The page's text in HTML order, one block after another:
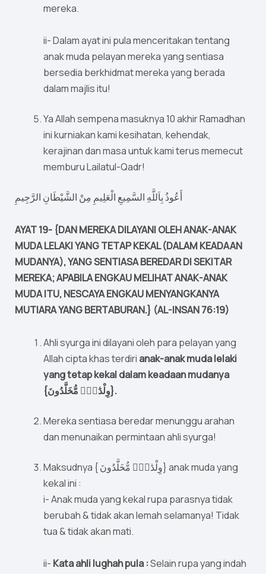
mereka.
ii- Dalam ayat ini pula menceritakan tentang
anak muda pelayan mereka yang sentiasa
bersedia berkhidmat mereka yang berada
dalam majlis itu!
Ya Allah sempena masuknya 10 akhir Ramadhan
ini kurniakan kami kesihatan, kehendak,
kerajinan dan masa untuk kami terus memecut
memburu Lailatul-Qadr!
أَعُوذُ بِاَللَّهِ السَّمِيعِ الْعَلِيمِ مِنْ الشَّيْطَانِ الرَّجِيمِ
AYAT 19- {DAN MEREKA DILAYANI OLEH ANAK-ANAK
MUDA LELAKI YANG TETAP KEKAL (DALAM KEADAAN
MUDANYA), YANG SENTIASA BEREDAR DI SEKITAR
MEREKA; APABILA ENGKAU MELIHAT ANAK-ANAK
MUDA ITU, NESCAYA ENGKAU MENYANGKANYA
MUTIARA YANG BERTABURAN.} (AL-INSAN 76:19)
Ahli syurga ini dilayani oleh para pelayan yang
Allah cipta khas terdiri anak-anak muda lelaki
yang tetap kekal dalam keadaan mudanya
{وِلْدَٰنٌۭ مُّخَلَّدُونَ}.
Mereka sentiasa beredar menunggu arahan
dan menunaikan permintaan ahli syurga!
Maksudnya { وِلْدَٰنٌۭ مُّخَلَّدُونَ} anak muda yang
kekal ini :
i- Anak muda yang kekal rupa parasnya tidak
berubah & tidak akan lemah selamanya! Tidak
tua & tidak akan mati.
ii- Kata ahli lughah pula :Selain rupa yang indah